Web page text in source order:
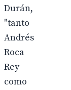
Durán,
"tanto
Andrés
Roca
Rey
como